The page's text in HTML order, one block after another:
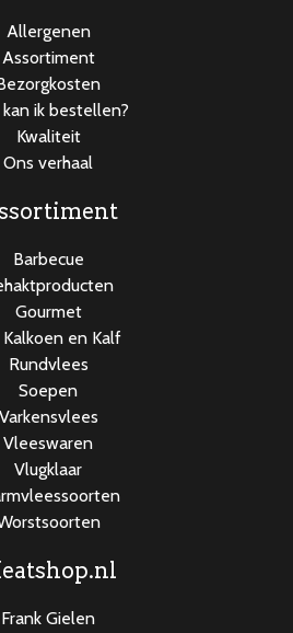
Allergenen
Assortiment
ik bestellen?
Kwaliteit
Ons verhaal
Barbecue
Gourmet
Kalkoen en Kalf
Rundvlees
Soepen
Varkensvlees
Vleeswaren
Vlugklaar
Frank Gielen